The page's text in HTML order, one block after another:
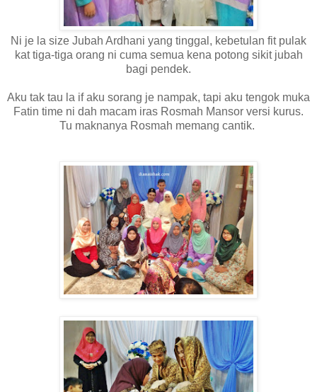
Ni je la size Jubah Ardhani yang tinggal, kebetulan fit pulak
kat tiga-tiga orang ni cuma semua kena potong sikit jubah
bagi pendek.
Aku tak tau la if aku sorang je nampak, tapi aku tengok muka
Fatin time ni dah macam iras Rosmah Mansor versi kurus.
Tu maknanya Rosmah memang cantik.